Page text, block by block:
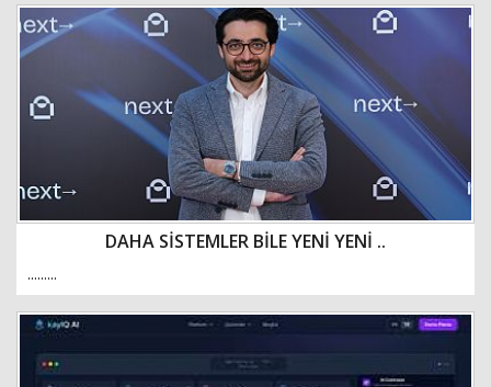
DAHA SİSTEMLER BİLE YENİ YENİ ..
.........